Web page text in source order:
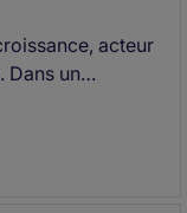
acteur
Dans un
(H/F)
le pilotage de